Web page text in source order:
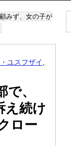
みず、女の子が
ユスフザイ
、
え続け
ロー